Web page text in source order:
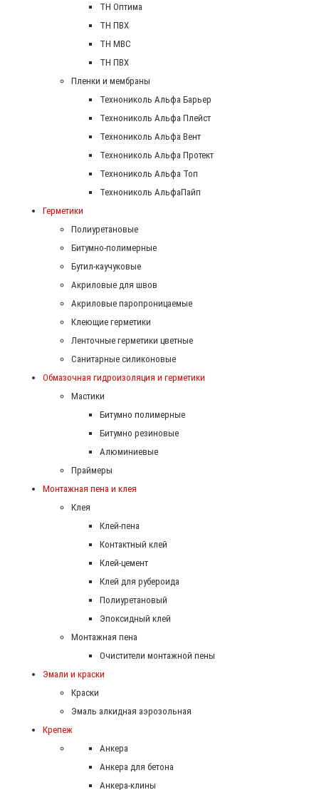
TH Оптима
TH ПВХ
ТН МВС
ТН ПВХ
Пленки и мембраны
Технониколь Альфа Барьер
Технониколь Альфа Плейст
Технониколь Альфа Вент
Технониколь Альфа Протект
Технониколь Альфа Топ
Технониколь АльфаПайп
Герметики
Полиуретановые
Битумно-полимерные
Бутил-каучуковые
Акриловые для швов
Акриловые паропроницаемые
Клеющие герметики
Ленточные герметики цветные
Санитарные силиконовые
Обмазочная гидроизоляция и герметики
Мастики
Битумно полимерные
Битумно резиновые
Алюминиевые
Праймеры
Монтажная пена и клея
Клея
Клей-пена
Контактный клей
Клей-цемент
Клей для рубероида
Полиуретановый
Эпоксидный клей
Монтажная пена
Очистители монтажной пены
Эмали и краски
Краски
Эмаль алкидная аэрозольная
Крепеж
Анкера
Анкера для бетона
Анкера-клины